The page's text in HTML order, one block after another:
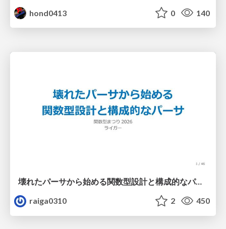
hond0413
0 140
壊れたパーサから始める関数型設計と構成的なパーサ #fp_matsuri
raiga0310
2 450